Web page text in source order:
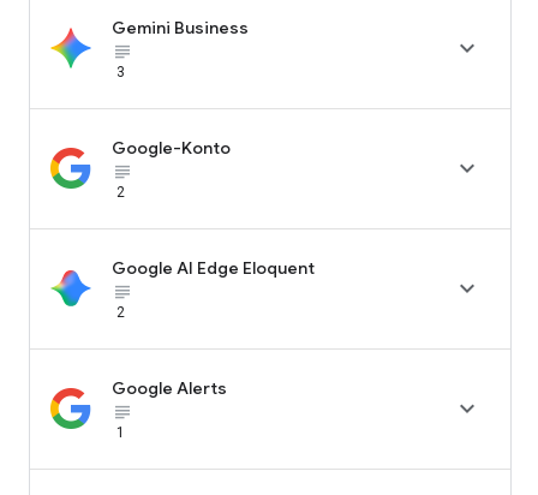
Gemini Business
subject_black
3

Google-Konto
subject_black
2

Google AI Edge Eloquent
subject_black
2

Google Alerts
subject_black
1
